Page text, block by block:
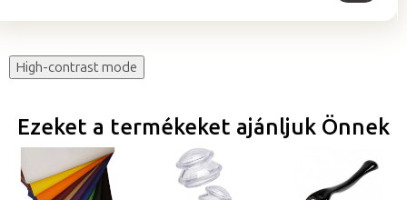
High-contrast mode
Ezeket a termékeket ajánljuk Önnek